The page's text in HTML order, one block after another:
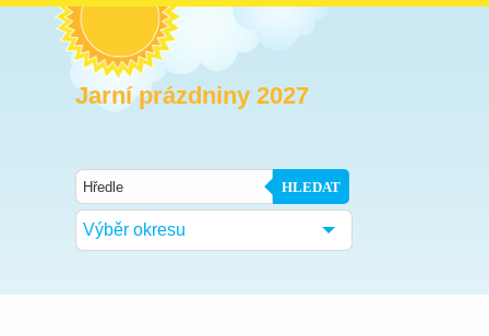
Jarní prázdniny 2027
HLEDAT
Výběr okresu